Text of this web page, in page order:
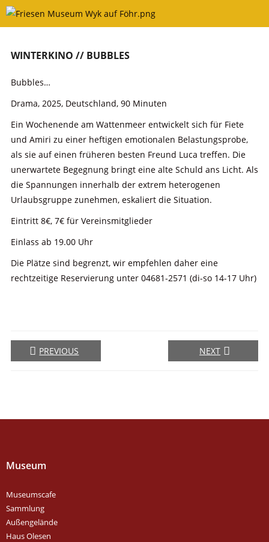
Skip
WINTERKINO // BUBBLES
Bubbles…
Drama, 2025, Deutschland, 90 Minuten
Ein Wochenende am Wattenmeer entwickelt sich für Fiete
und Amiri zu einer heftigen emotionalen Belastungsprobe,
als sie auf einen früheren besten Freund Luca treffen. Die
unerwartete Begegnung bringt eine alte Schuld ans Licht. Als
die Spannungen innerhalb der extrem heterogenen
Urlaubsgruppe zunehmen, eskaliert die Situation.
Eintritt 8€, 7€ für Vereinsmitglieder
Einlass ab 19.00 Uhr
Die Plätze sind begrenzt, wir empfehlen daher eine
rechtzeitige Reservierung unter 04681-2571 (di-so 14-17 Uhr)
PREVIOUS NEXT
Museum
Museumscafe
Sammlung
Außengelände
Haus Olesen